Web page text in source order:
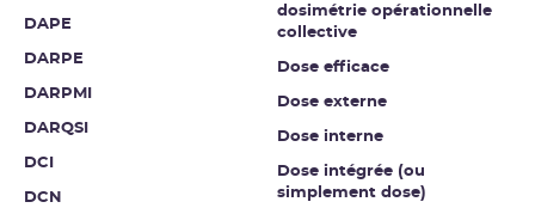
DAPE
DARPE
DARPMI
DARQSI
DCI
DCN
dosimétrie opérationnelle
collective
Dose efficace
Dose externe
Dose interne
Dose intégrée (ou
simplement dose)